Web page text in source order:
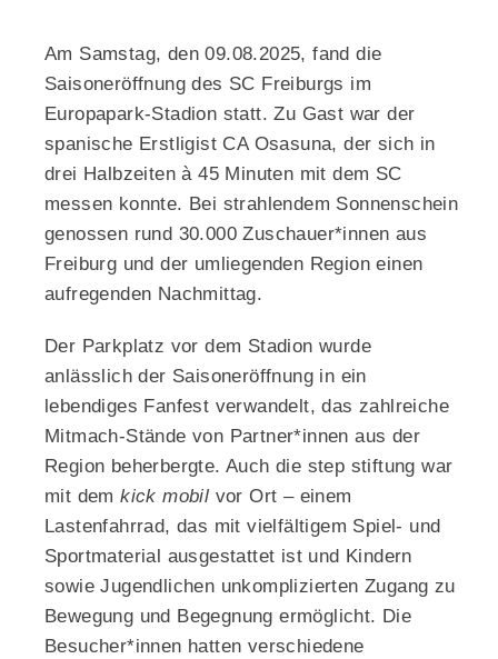
Am Samstag, den 09.08.2025, fand die
Saisoneröffnung des SC Freiburgs im
Europapark-Stadion statt. Zu Gast war der
spanische Erstligist CA Osasuna, der sich in
drei Halbzeiten à 45 Minuten mit dem SC
messen konnte. Bei strahlendem Sonnenschein
genossen rund 30.000 Zuschauer*innen aus
Freiburg und der umliegenden Region einen
aufregenden Nachmittag.
Der Parkplatz vor dem Stadion wurde
anlässlich der Saisoneröffnung in ein
lebendiges Fanfest verwandelt, das zahlreiche
Mitmach-Stände von Partner*innen aus der
Region beherbergte. Auch die step stiftung war
mit demkick mobil vor Ort – einem
Lastenfahrrad, das mit vielfältigem Spiel- und
Sportmaterial ausgestattet ist und Kindern
sowie Jugendlichen unkomplizierten Zugang zu
Bewegung und Begegnung ermöglicht. Die
Besucher*innen hatten verschiedene